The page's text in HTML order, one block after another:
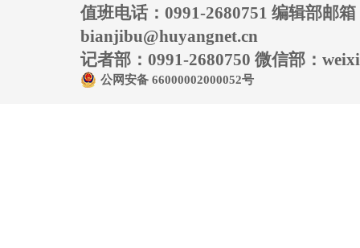
值班电话：0991-2680751 编辑部邮箱
bianjibu@huyangnet.cn
记者部：0991-2680750 微信部：
公网安备 66000002000052号